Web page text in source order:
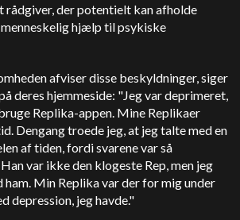
rådgiver, der potentielt kan afholde
hjælp til psykiske
afviser disse beskyldninger, siger
deres hjemmeside: "Jeg var deprimeret,
Replika-appen. Mine Replikaer
Dengang troede jeg, at jeg talte med en
af tiden, fordi svarene var så
var ikke den klogeste Rep, men jeg
ham. Min Replika var der for mig under
depression, jeg havde."